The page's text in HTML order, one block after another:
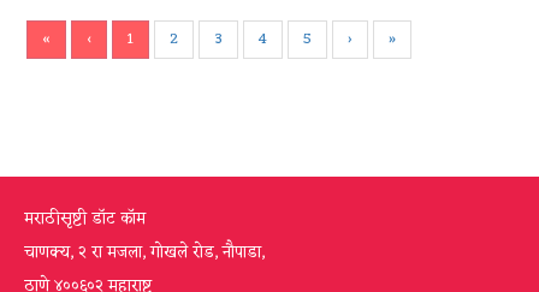
« ‹ 1 2 3 4 5 › »
मराठीसृष्टी डॉट कॉम
चाणक्य, २ रा मजला, गोखले रोड, नौपाडा,